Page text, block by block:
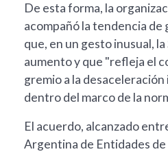
De esta forma, la
acompañó la tendencia
que, en un gesto inusual,
aumento y que "refleja el
gremio a la
dentro del marco de la
El acuerdo, alcanzado
Argentina de Entidades